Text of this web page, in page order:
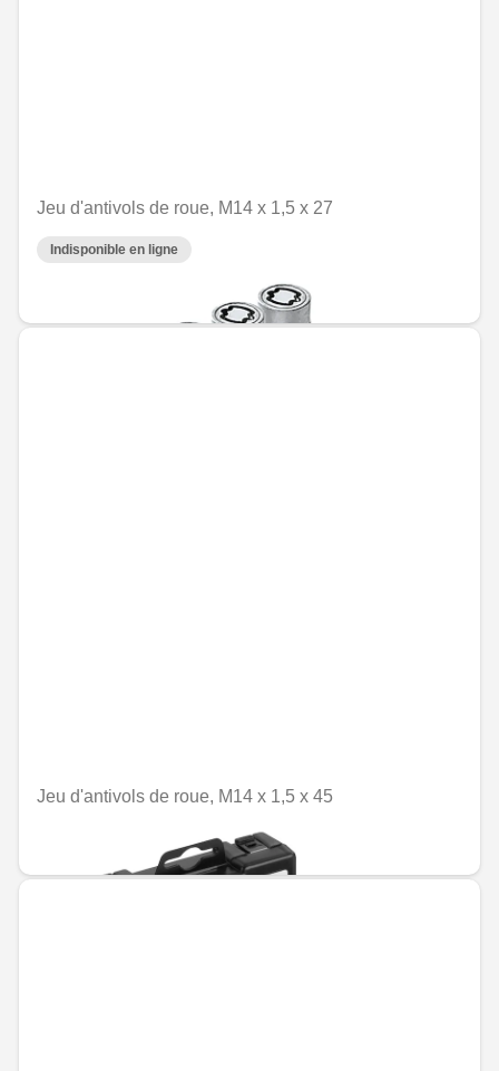
Jeu d'antivols de roue, M14 x 1,5 x 27
Indisponible en ligne
Jeu d'antivols de roue, M14 x 1,5 x 45